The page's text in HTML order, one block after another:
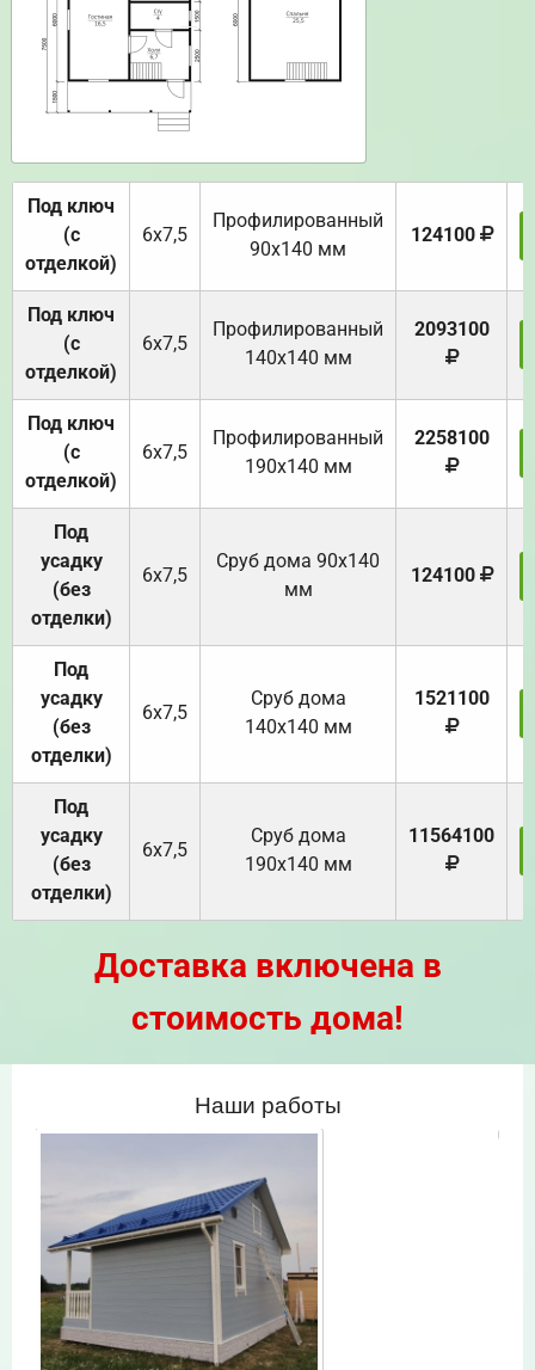
Под ключ
(с
отделкой)
6х7,5
Профилированный
90х140 мм
124100
Под ключ
(с
отделкой)
6х7,5
Профилированный
140х140 мм
2093100
Под ключ
(с
отделкой)
6х7,5
Профилированный
190х140 мм
2258100
Под
усадку
(без
отделки)
6х7,5
Cруб дома 90x140
мм
124100
Под
усадку
(без
отделки)
6х7,5
Cруб дома
140х140 мм
1521100
Под
усадку
(без
отделки)
6х7,5
Cруб дома
190х140 мм
11564100
Доставка включена в
стоимость дома!
Наши работы